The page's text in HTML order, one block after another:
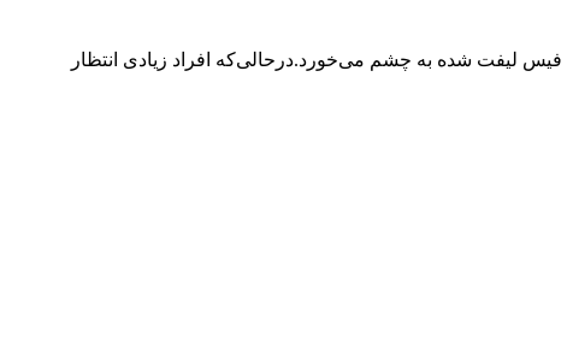
فیس لیفت شده به چشم می‌خورد.درحالی‌که افراد زیادی انتظار